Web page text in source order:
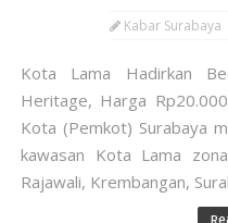
Kabar Surabaya
Kota Lama Hadirkan
Heritage, Harga
Kota (Pemkot) Surabaya
kawasan Kota Lama
Rajawali, Krembangan,